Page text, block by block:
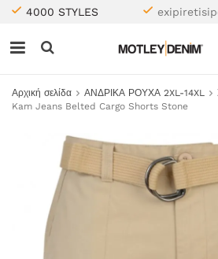
4000 STYLES
Αρχική σελίδα ΑΝΔΡΙΚΑ ΡΟΥΧΑ 2XL-14XL
Kam Jeans Belted Cargo Shorts Stone